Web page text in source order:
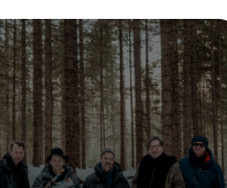
Ferdinand Céline besprochen.